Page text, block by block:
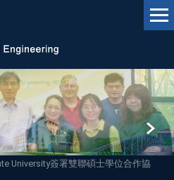
University簽署雙聯碩士學位合作協